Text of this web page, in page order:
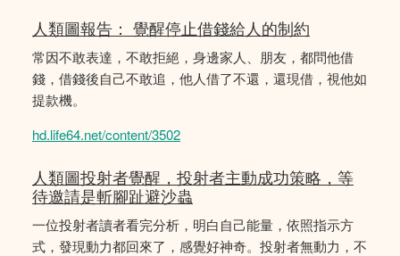
人類圖報告： 覺醒停止借錢給人的制約
常因不敢表達，不敢拒絕，身邊家人、朋友，都問他借
錢，借錢後自己不敢追，他人借了不還，還現借，視他如
提款機。
hd.life64.net/content/3502
人類圖投射者覺醒，投射者主動成功策略，等
待邀請是斬腳趾避沙蟲
一位投射者讀者看完分析，明白自己能量，依照指示方
式，發現動力都回來了，感覺好神奇。投射者無動力，不